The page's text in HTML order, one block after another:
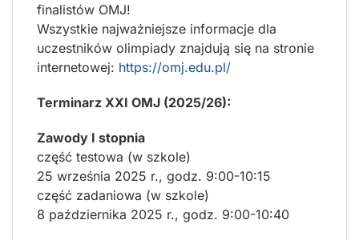
finalistów OMJ!
Wszystkie najważniejsze informacje dla
uczestników olimpiady znajdują się na stronie
internetowej: https://omj.edu.pl/
Terminarz XXI OMJ (2025/26):
Zawody I stopnia
część testowa (w szkole)
25 września 2025 r., godz. 9:00-10:15
część zadaniowa (w szkole)
8 października 2025 r., godz. 9:00-10:40